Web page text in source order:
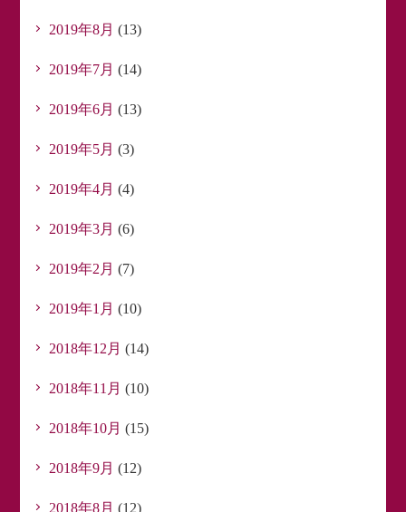
2019年8月 (13)
2019年7月 (14)
2019年6月 (13)
2019年5月 (3)
2019年4月 (4)
2019年3月 (6)
2019年2月 (7)
2019年1月 (10)
2018年12月 (14)
2018年11月 (10)
2018年10月 (15)
2018年9月 (12)
2018年8月 (12)